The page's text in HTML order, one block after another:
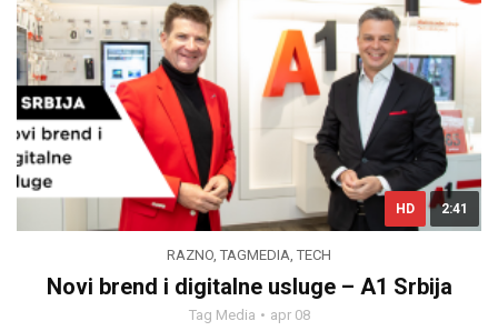
HD 2:41
RAZNO TAGMEDIA TECH
Novi brend i digitalne usluge – A1 Srbija
Tag Media apr 08